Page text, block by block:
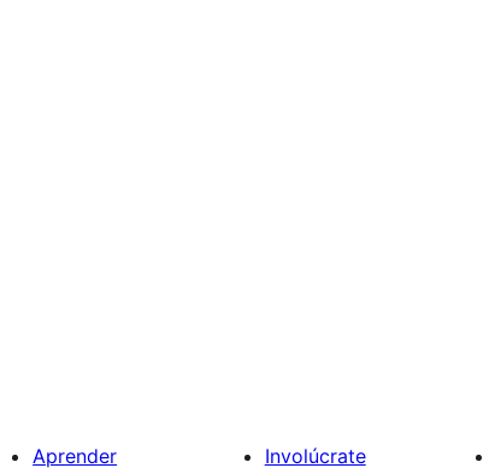
Aprender Involúcrate